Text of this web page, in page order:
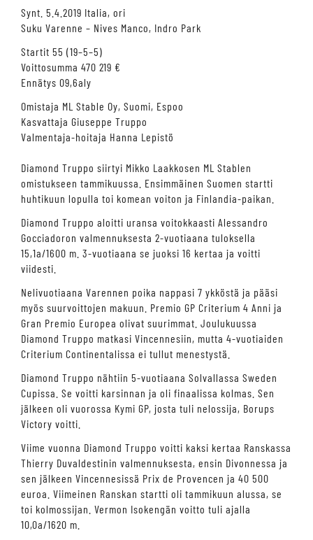
Synt. 5.4.2019 Italia, ori
Suku Varenne – Nives Manco, Indro Park
Startit 55 (19–5–5)
Voittosumma 470 219 €
Ennätys 09,6aly
Omistaja ML Stable Oy, Suomi, Espoo
Kasvattaja Giuseppe Truppo
Valmentaja-hoitaja Hanna Lepistö
Diamond Truppo siirtyi Mikko Laakkosen ML Stablen
omistukseen tammikuussa. Ensimmäinen Suomen startti
huhtikuun lopulla toi komean voiton ja Finlandia-paikan.
Diamond Truppo aloitti uransa voitokkaasti Alessandro
Gocciadoron valmennuksesta 2-vuotiaana tuloksella
15,1a/1600 m. 3-vuotiaana se juoksi 16 kertaa ja voitti
viidesti.
Nelivuotiaana Varennen poika nappasi 7 ykköstä ja pääsi
myös suurvoittojen makuun. Premio GP Criterium 4 Anni ja
Gran Premio Europea olivat suurimmat. Joulukuussa
Diamond Truppo matkasi Vincennesiin, mutta 4-vuotiaiden
Criterium Continentalissa ei tullut menestystä.
Diamond Truppo nähtiin 5-vuotiaana Solvallassa Sweden
Cupissa. Se voitti karsinnan ja oli finaalissa kolmas. Sen
jälkeen oli vuorossa Kymi GP, josta tuli nelossija, Borups
Victory voitti.
Viime vuonna Diamond Truppo voitti kaksi kertaa Ranskassa
Thierry Duvaldestinin valmennuksesta, ensin Divonnessa ja
sen jälkeen Vincennesissä Prix de Provencen ja 40 500
euroa. Viimeinen Ranskan startti oli tammikuun alussa, se
toi kolmossijan. Vermon Isokengän voitto tuli ajalla
10,0a/1620 m.